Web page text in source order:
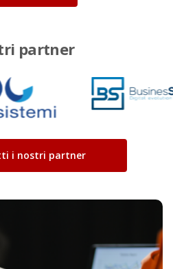
partner
i nostri partner